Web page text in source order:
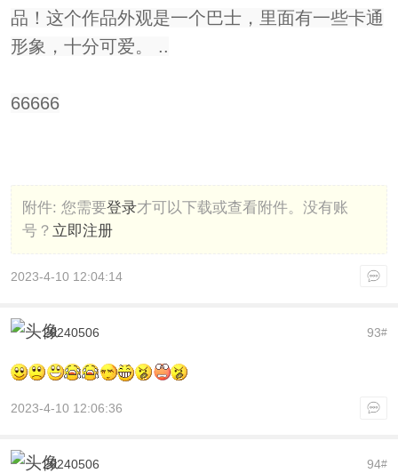
品！这个作品外观是一个巴士，里面有一些卡通
形象，十分可爱。 ..
66666
附件: 您需要登录才可以下载或查看附件。没有账
号？ 立即注册
2023-4-10 12:04:14
93#
20240506
2023-4-10 12:06:36
94#
20240506